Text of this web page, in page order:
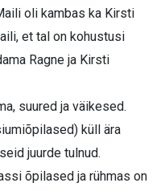
oli kambas ka Kirsti
et tal on kohustusi
Ragne ja Kirsti
suured ja väikesed.
küll ära
juurde tulnud.
õpilased ja rühmas on